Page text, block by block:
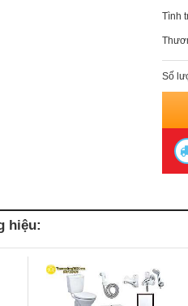
Tình
Số
hiệu: